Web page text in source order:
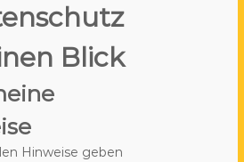
Blick
Hinweise geben